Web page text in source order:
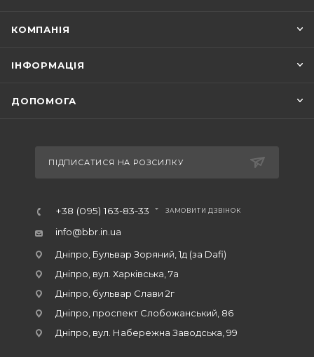
КОМПАНІЯ
ІНФОРМАЦІЯ
ДОПОМОГА
ПІДПИСАТИСЯ НА РОЗСИЛКУ
+38 (095) 163-83-33 ЗАМОВИТИ ДЗВІНОК
info@bbr.in.ua
Дніпро, Бульвар Зоряний, 1д (за Dafi)
Дніпро, вул. Харківська, 7а
Дніпро, бульвар Слави 2г
Дніпро, проспект Слобожанський, 86
Дніпро, вул. Набережна Заводська, 99